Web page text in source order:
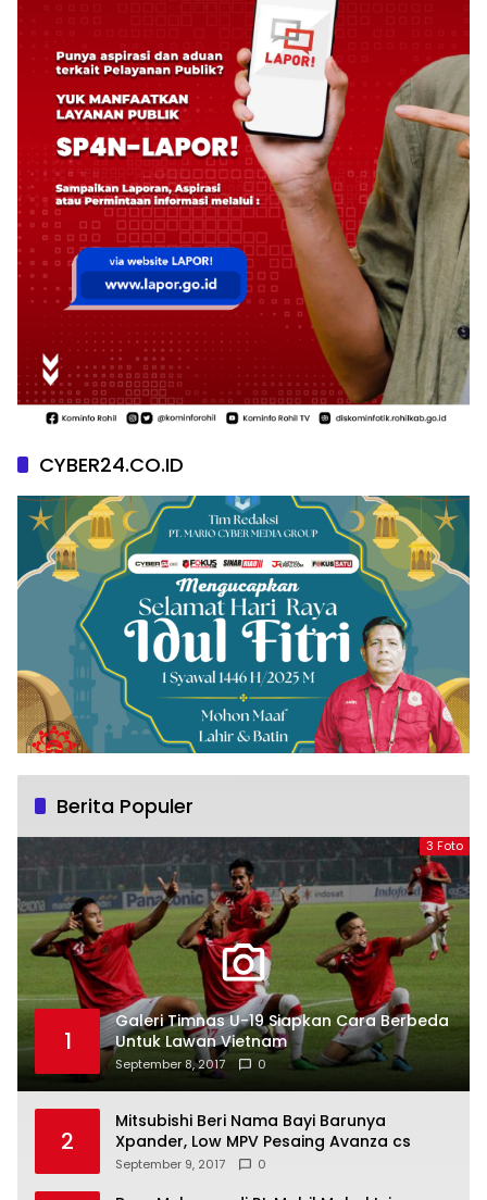
CYBER24.CO.ID
Berita Populer
3 Foto
1
Galeri Timnas U-19 Siapkan Cara Berbeda
Untuk Lawan Vietnam
September 8, 2017 0
2
Mitsubishi Beri Nama Bayi Barunya
Xpander, Low MPV Pesaing Avanza cs
September 9, 2017 0